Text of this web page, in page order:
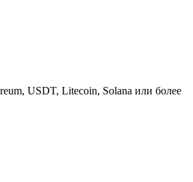
USDT, Litecoin, Solana или более